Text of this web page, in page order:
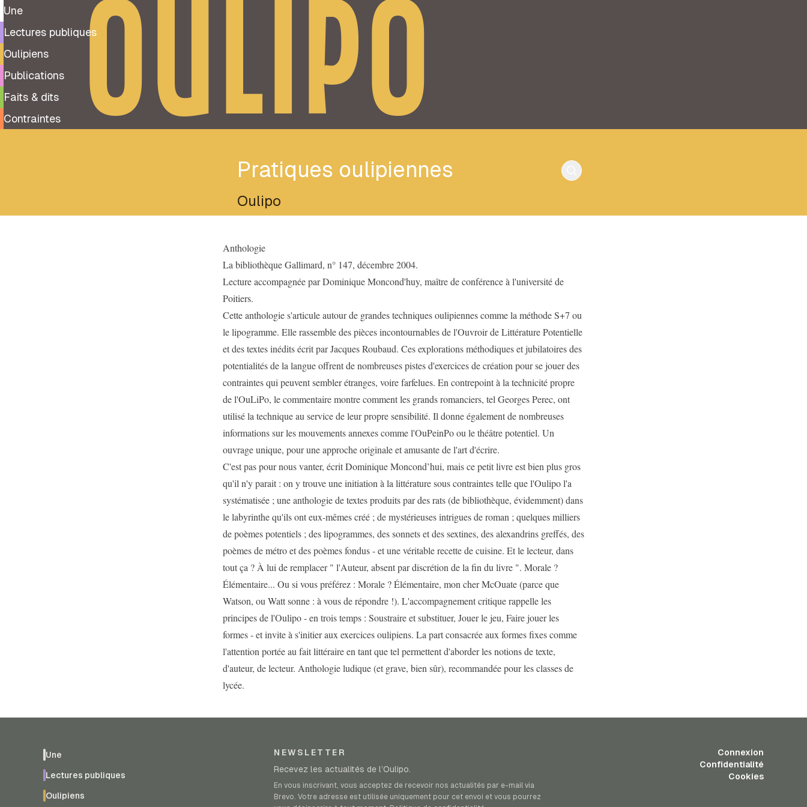
Une
Lectures publiques
Oulipiens
Publications
Faits & dits
Contraintes
OULIPO
Pratiques oulipiennes
Oulipo
Anthologie
La bibliothèque Gallimard, n° 147, décembre 2004.
Lecture accompagnée par Dominique Moncond'huy, maître de conférence à l'université de
Poitiers.
Cette anthologie s'articule autour de grandes techniques oulipiennes comme la méthode S+7 ou
le lipogramme. Elle rassemble des pièces incontournables de l'Ouvroir de Littérature Potentielle
et des textes inédits écrit par Jacques Roubaud. Ces explorations méthodiques et jubilatoires des
potentialités de la langue offrent de nombreuses pistes d'exercices de création pour se jouer des
contraintes qui peuvent sembler étranges, voire farfelues. En contrepoint à la technicité propre
de l'OuLiPo, le commentaire montre comment les grands romanciers, tel Georges Perec, ont
utilisé la technique au service de leur propre sensibilité. Il donne également de nombreuses
informations sur les mouvements annexes comme l'OuPeinPo ou le théâtre potentiel. Un
ouvrage unique, pour une approche originale et amusante de l'art d'écrire.
C'est pas pour nous vanter, écrit Dominique Moncond’hui, mais ce petit livre est bien plus gros
qu'il n'y parait : on y trouve une initiation à la littérature sous contraintes telle que l'Oulipo l'a
systématisée ; une anthologie de textes produits par des rats (de bibliothèque, évidemment) dans
le labyrinthe qu'ils ont eux-mêmes créé ; de mystérieuses intrigues de roman ; quelques milliers
de poèmes potentiels ; des lipogrammes, des sonnets et des sextines, des alexandrins greffés, des
poèmes de métro et des poèmes fondus - et une véritable recette de cuisine. Et le lecteur, dans
tout ça ? À lui de remplacer " l'Auteur, absent par discrétion de la fin du livre ". Morale ?
Élémentaire... Ou si vous préférez : Morale ? Élémentaire, mon cher McOuate (parce que
Watson, ou Watt sonne : à vous de répondre !). L'accompagnement critique rappelle les
principes de l'Oulipo - en trois temps : Soustraire et substituer, Jouer le jeu, Faire jouer les
formes - et invite à s'initier aux exercices oulipiens. La part consacrée aux formes fixes comme
l'attention portée au fait littéraire en tant que tel permettent d'aborder les notions de texte,
d'auteur, de lecteur. Anthologie ludique (et grave, bien sûr), recommandée pour les classes de
lycée.
Une
Lectures publiques
Oulipiens
NEWSLETTER
Recevez les actualités de l’Oulipo.
En vous inscrivant, vous acceptez de recevoir nos actualités par e-mail via
Brevo. Votre adresse est utilisée uniquement pour cet envoi et vous pourrez
Connexion
Confidentialité
Cookies